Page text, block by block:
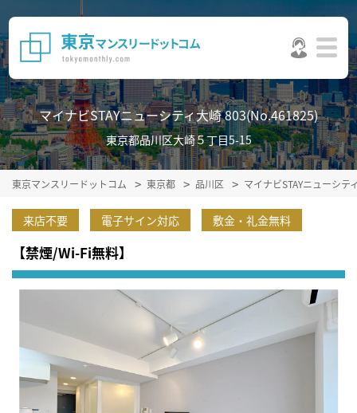
マイナビSTAYニューシティ大崎 803(No.461825)
東京都品川区大崎５丁目5-15
東京マンスリードットコム 東京都 品川区 マイナビSTAYニューシテ
来店不要 電子サイン対応 敷金・礼金無料
【禁煙/Wi-Fi無料】